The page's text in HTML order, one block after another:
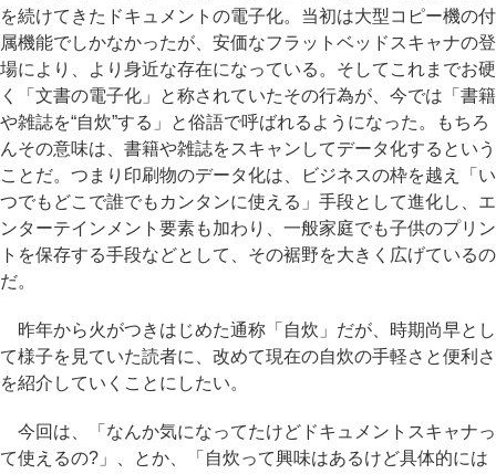
を続けてきたドキュメントの電子化。当初は大型コピー機の付
属機能でしかなかったが、安価なフラットベッドスキャナの登
場により、より身近な存在になっている。そしてこれまでお硬
く「文書の電子化」と称されていたその行為が、今では「書籍
や雑誌を“自炊”する」と俗語で呼ばれるようになった。もちろ
んその意味は、書籍や雑誌をスキャンしてデータ化するという
ことだ。つまり印刷物のデータ化は、ビジネスの枠を越え「い
つでもどこで誰でもカンタンに使える」手段として進化し、エ
ンターテインメント要素も加わり、一般家庭でも子供のプリン
トを保存する手段などとして、その裾野を大きく広げているの
だ。
昨年から火がつきはじめた通称「自炊」だが、時期尚早とし
て様子を見ていた読者に、改めて現在の自炊の手軽さと便利さ
を紹介していくことにしたい。
今回は、「なんか気になってたけどドキュメントスキャナっ
て使えるの?」、とか、「自炊って興味はあるけど具体的には